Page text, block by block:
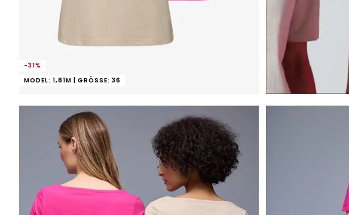
-31%
MODEL: 1,81M | GRÖSSE: 36